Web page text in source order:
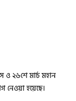
ও ২৬শে মার্চ মহান
নেওয়া হয়েছে।